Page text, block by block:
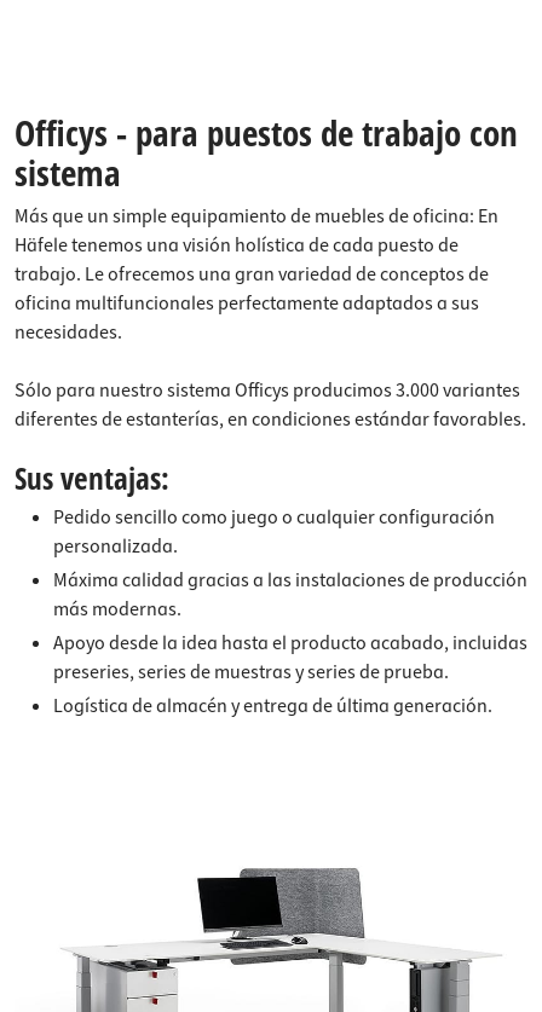
Officys - para puestos de trabajo con
sistema
Más que un simple equipamiento de muebles de oficina: En
Häfele tenemos una visión holística de cada puesto de
trabajo. Le ofrecemos una gran variedad de conceptos de
oficina multifuncionales perfectamente adaptados a sus
necesidades.
Sólo para nuestro sistema Officys producimos 3.000 variantes
diferentes de estanterías, en condiciones estándar favorables.
Sus ventajas:
Pedido sencillo como juego o cualquier configuración
personalizada.
Máxima calidad gracias a las instalaciones de producción
más modernas.
Apoyo desde la idea hasta el producto acabado, incluidas
preseries, series de muestras y series de prueba.
Logística de almacén y entrega de última generación.